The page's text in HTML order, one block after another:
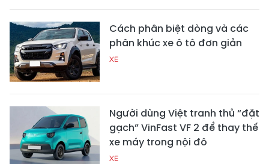
Cách phân biệt dòng và các
phân khúc xe ô tô đơn giản
XE
Người dùng Việt tranh thủ “đặt
gạch” VinFast VF 2 để thay thế
xe máy trong nội đô
XE